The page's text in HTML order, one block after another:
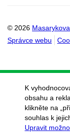
© 2026
Správce webu
K
obsahu a
klikněte na
souhlas k
Upravit